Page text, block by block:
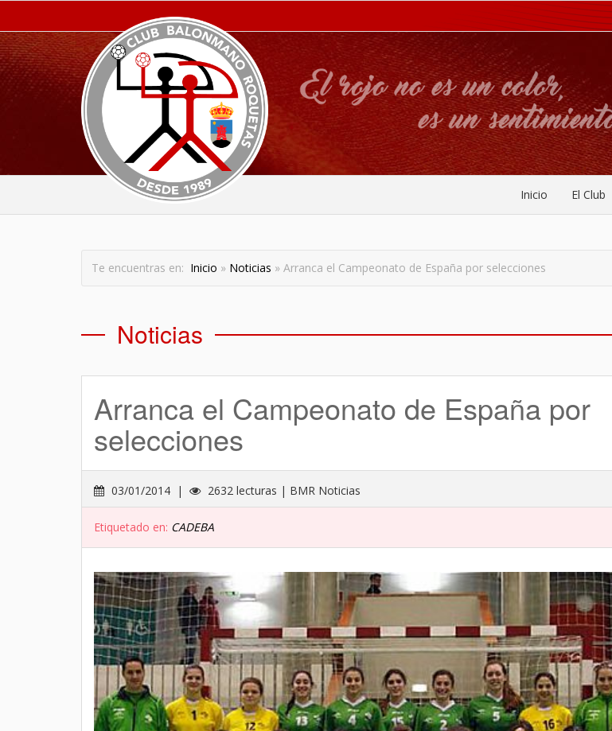
Inicio El Club
Te encuentras en: Inicio » Noticias » Arranca el Campeonato de España por selecciones
Noticias
Arranca el Campeonato de España por
selecciones
03/01/2014 | 2632 lecturas | BMR Noticias
Etiquetado en: CADEBA